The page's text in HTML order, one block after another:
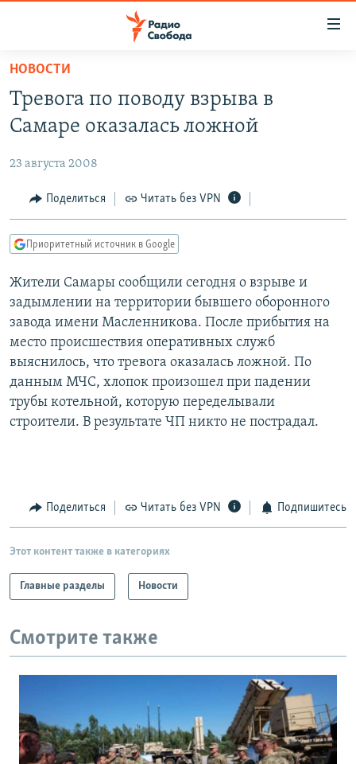
упрощенного
доступа
Вернуться
основному
Вернутся
главной
навигации
Вернутся
поиску
ПОДКАСТЫ
АВТОРСКИЕ ПРОЕКТЫ
ЦИТАТЫ СВОБОДЫ
МНЕНИЯ
IDEL.РЕАЛИИ
КАВКАЗ.РЕАЛИИ
СЕВЕР.РЕАЛИИ
СИБИРЬ.РЕАЛИИ
РАСПИСАНИЕ ВЕЩАНИЯ
ПОДПИШИТЕСЬ НА РАССЫЛКУ
Все сайты РСЕ/РС
НОВОСТИ
Тревога по поводу взрыва в
Самаре оказалась ложной
23 августа 2008
Поделиться Читать без VPN
Приоритетный источник в Google
Жители Самары сообщили сегодня о взрыве и
задымлении на территории бывшего оборонного
завода имени Масленникова. После прибытия на
место происшествия оперативных служб
выяснилось, что тревога оказалась ложной. По
данным МЧС, хлопок произошел при падении
трубы котельной, которую переделывали
строители. В результате ЧП никто не пострадал.
Поделиться Читать без VPN Подпишитесь
Этот контент также в категориях
Главные разделы Новости
Смотрите также